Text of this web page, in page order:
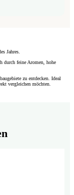
Jahres.
durch feine Aromen, hohe
zu entdecken. Ideal
vergleichen möchten.